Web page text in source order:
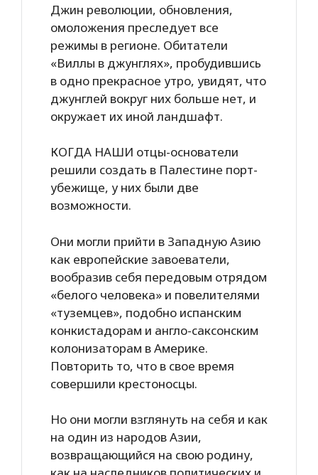
Джин революции, обновления,
омоложения преследует все
режимы в регионе. Обитатели
«Виллы в джунглях», пробудившись
в одно прекрасное утро, увидят, что
джунглей вокруг них больше нет, и
окружает их иной ландшафт.
КОГДА НАШИ отцы-основатели
решили создать в Палестине порт-
убежище, у них были две
возможности.
Они могли прийти в Западную Азию
как европейские завоеватели,
вообразив себя передовым отрядом
«белого человека» и повелителями
«туземцев», подобно испанским
конкистадорам и англо-саксонским
колонизаторам в Америке.
Повторить то, что в свое время
совершили крестоносцы.
Но они могли взглянуть на себя и как
на один из народов Азии,
возвращающийся на свою родину,